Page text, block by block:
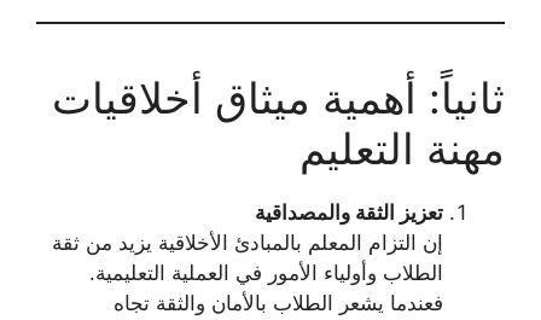
ثانياً: أهمية ميثاق أخلاقيات
مهنة التعليم
تعزيز الثقة والمصداقية
إن التزام المعلم بالمبادئ الأخلاقية يزيد من ثقة
الطلاب وأولياء الأمور في العملية التعليمية.
فعندما يشعر الطلاب بالأمان والثقة تجاه